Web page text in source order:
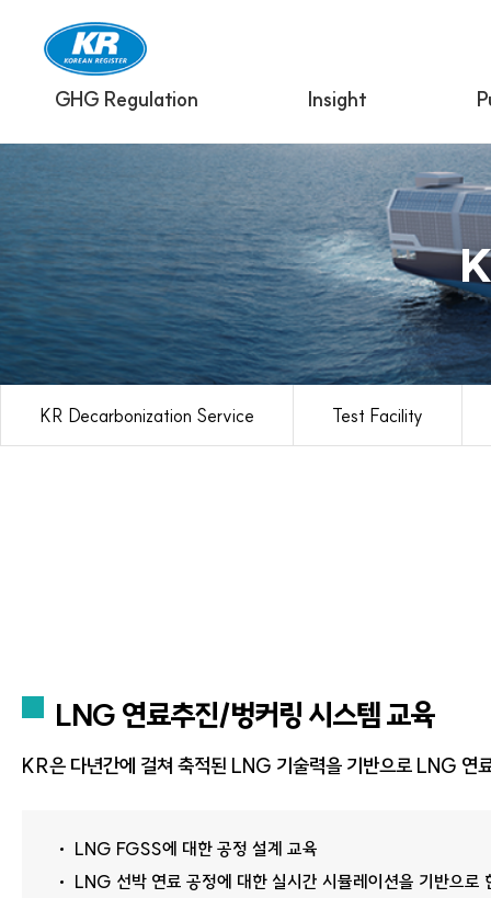
GHG Regulation Insight
KR Decarbonization Service Test Facility
LNG 연료추진/벙커링 시스템 교육
KR은 다년간에 걸쳐 축적된 LNG 기술력을 기반으로 LNG
LNG FGSS에 대한 공정 설계 교육
LNG 선박 연료 공정에 대한 실시간 시뮬레이션을 기반으로